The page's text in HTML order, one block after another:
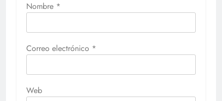
Nombre *
Correo electrónico *
Web